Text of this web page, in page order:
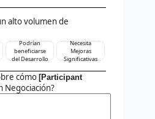
alto volumen de
Podrían
beneficiarse
del Desarrollo
Necesita
Mejoras
Significativas
cómo [Participant
Negociación?